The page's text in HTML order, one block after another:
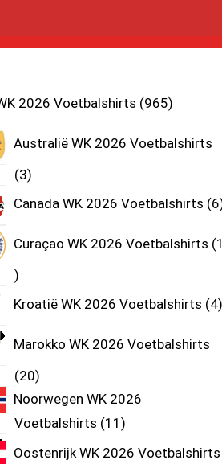
2026 Voetbalshirts 965
Australië WK 2026 Voetbalshirts
3
Canada WK 2026 Voetbalshirts 6
Curaçao WK 2026 Voetbalshirts 1
Kroatië WK 2026 Voetbalshirts 4
Marokko WK 2026 Voetbalshirts
20
Noorwegen WK 2026
Voetbalshirts 11
Oostenrijk WK 2026 Voetbalshirts